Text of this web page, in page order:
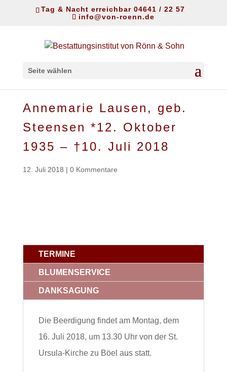
Tag & Nacht erreichbar 04641 / 22 57
info@von-roenn.de
Seite wählen
Annemarie Lausen, geb.
Steensen *12. Oktober
1935 – †10. Juli 2018
12. Juli 2018 | 0 Kommentare
TERMINE
BLUMENSERVICE
DANKSAGUNG
Die Beerdigung findet am Montag, dem
16. Juli 2018, um 13.30 Uhr von der St.
Ursula-Kirche zu Böel aus statt.